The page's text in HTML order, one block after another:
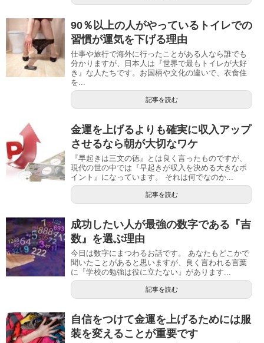
90％以上の人がやっているトイレでの
習慣が運気を下げる理由
仕事や旅行で海外に行ったことがある人なら誰でも
分かりますが、日本人は『世界で最もトイレが大好
き』な人たちです。お国柄や文化の違いで、衣食住
を...
記事を読む
金運を上げるよりも確実に収入アップ
させるなら朝が大切なワケ
『早起きは三文の徳』とは良く言ったものですが、
現代の世の中では『早起きが収入を決める大きなポ
イント』になっています。 それは何でなのか...
記事を読む
成功したい人が最強の数字である『吉
数』を選ぶ理由
今日は数字にまつわるお話です。 あなたもどこかで
聞いたことがあると思いますが、良く言われる言葉
に『学校の勉強は役に立たない』があります...
記事を読む
自信をつけて金運を上げるためには服
装を変えることが重要です